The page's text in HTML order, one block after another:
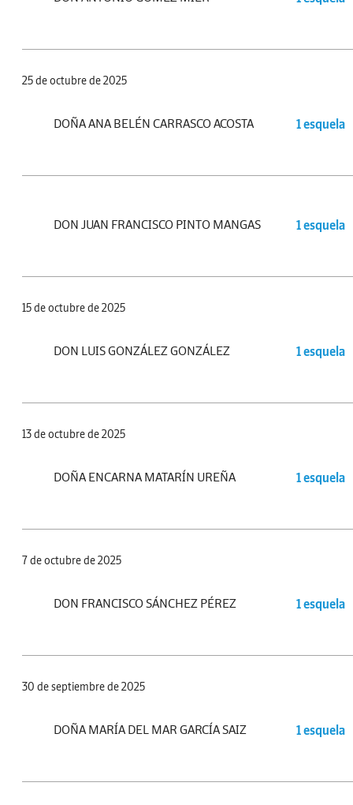
25 de octubre de 2025
DOÑA ANA BELÉN CARRASCO ACOSTA 1 esquela
DON JUAN FRANCISCO PINTO MANGAS 1 esquela
15 de octubre de 2025
DON LUIS GONZÁLEZ GONZÁLEZ 1 esquela
13 de octubre de 2025
DOÑA ENCARNA MATARÍN UREÑA 1 esquela
7 de octubre de 2025
DON FRANCISCO SÁNCHEZ PÉREZ 1 esquela
30 de septiembre de 2025
DOÑA MARÍA DEL MAR GARCÍA SAIZ 1 esquela